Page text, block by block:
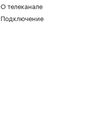
О телеканале
Подключение